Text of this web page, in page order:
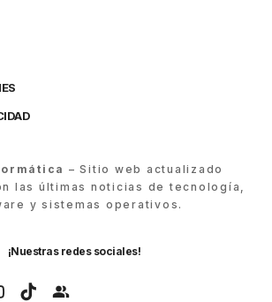
– Sitio web actualizado
las últimas noticias de tecnología,
y sistemas operativos.
¡Nuestras redes sociales!